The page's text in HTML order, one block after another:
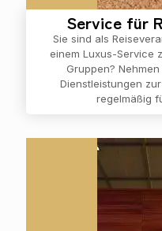
Service für
Sie sind als
einem Luxus-Service
Gruppen?
Dienstleistungen
regelmäßig